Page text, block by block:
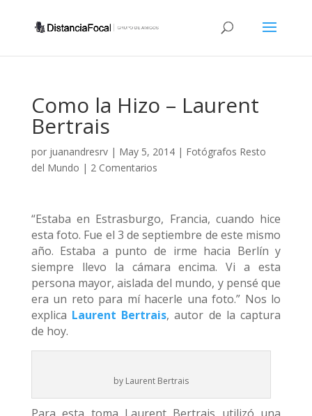
Como la Hizo – Laurent
Bertrais
por juanandresrv| May 5, 2014| Fotógrafos Resto
del Mundo | 2 Comentarios
“Estaba en Estrasburgo, Francia, cuando hice
esta foto. Fue el 3 de septiembre de este mismo
año. Estaba a punto de irme hacia Berlín y
siempre llevo la cámara encima. Vi a esta
persona mayor, aislada del mundo, y pensé que
era un reto para mí hacerle una foto.” Nos lo
explica Laurent Bertrais, autor de la captura
de hoy.
by Laurent Bertrais